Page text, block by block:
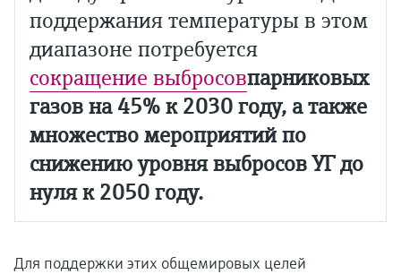
поддержания температуры в этом
диапазоне потребуется
сокращение выбросовпарниковых
газов на 45% к 2030 году, а также
множество мероприятий по
снижению уровня выбросов УГ до
нуля к 2050 году.
Для поддержки этих общемировых целей